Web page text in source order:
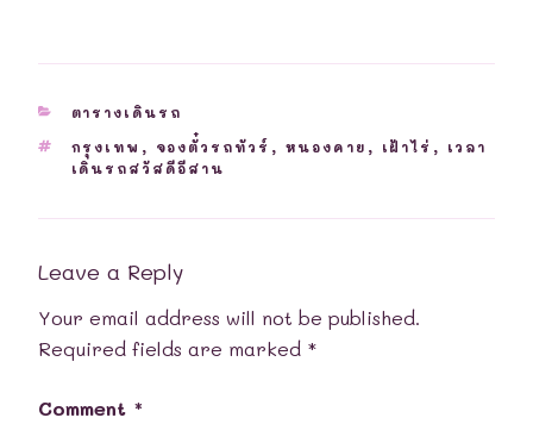
CATEGORIES
ตารางเดินรถ
TAGS
กรุงเทพ , จองตั๋วรถทัวร์ , หนองคาย , เฝ้าไร่ , เวลา
เดินรถสวัสดีอีสาน
Leave a Reply
Your email address will not be published.
Required fields are marked *
Comment *